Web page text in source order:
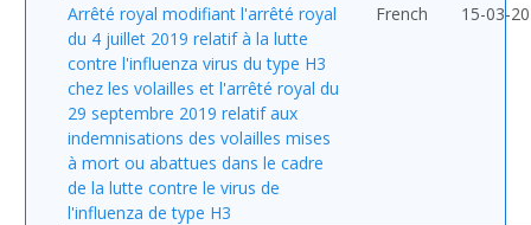
Arrêté royal modifiant l'arrêté royal
du 4 juillet 2019 relatif à la lutte
contre l'influenza virus du type H3
chez les volailles et l'arrêté royal du
29 septembre 2019 relatif aux
indemnisations des volailles mises
à mort ou abattues dans le cadre
de la lutte contre le virus de
l'influenza de type H3
French 15-03-